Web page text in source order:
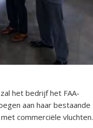
het bedrijf het FAA-
aan haar bestaande
commerciële vluchten.